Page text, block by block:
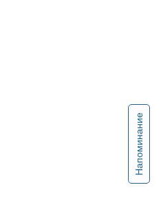
Напоминание